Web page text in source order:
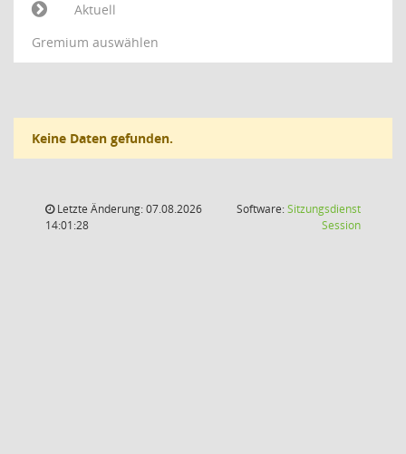
Aktuell
Gremium auswählen
Keine Daten gefunden.
Letzte Änderung: 07.08.2026
14:01:28
Software:Sitzungsdienst
Session(Wird in